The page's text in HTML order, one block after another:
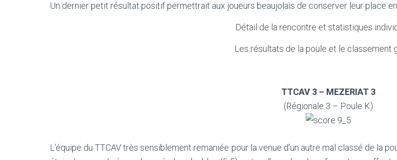
Un dernier petit résultat positif permettrait aux joueurs beaujolais de conserver leur place en
Détail de la rencontre et statistiques
Les résultats de la poule et le classement
TTCAV 3 – MEZERIAT 3
(Régionale 3 – Poule K)
L’équipe du TTCAV très sensiblement remaniée pour la venue d’un autre mal classé de la